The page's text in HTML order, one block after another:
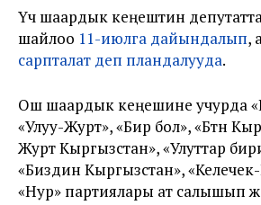
Үч шаардык кеңештин
шайлоо 11-июлга дайындалып,
сарпталат деп пландалууда.
Ош шаардык кеңешине учурда
«Улуу-Журт», «Бир бол», «Бүтүн
Журт Кыргызстан», «Улуттар
«Биздин Кыргызстан»,
«Нур» партиялары ат салышып